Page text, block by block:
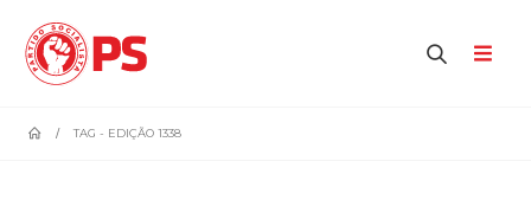
TAG - EDIÇÃO 1338